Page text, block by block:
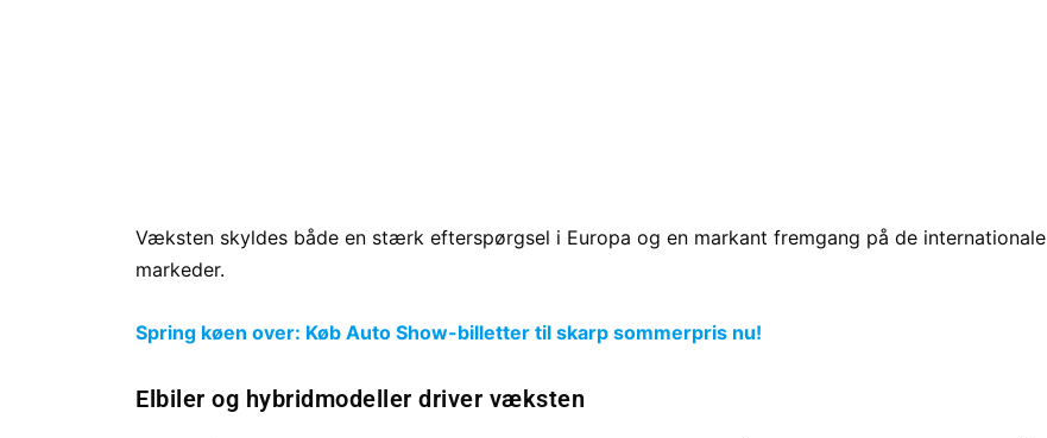
Væksten skyldes både en stærk efterspørgsel i Europa og en markant fremgang på de internationale
markeder.
Spring køen over: Køb Auto Show-billetter til skarp sommerpris nu!
Elbiler og hybridmodeller driver væksten